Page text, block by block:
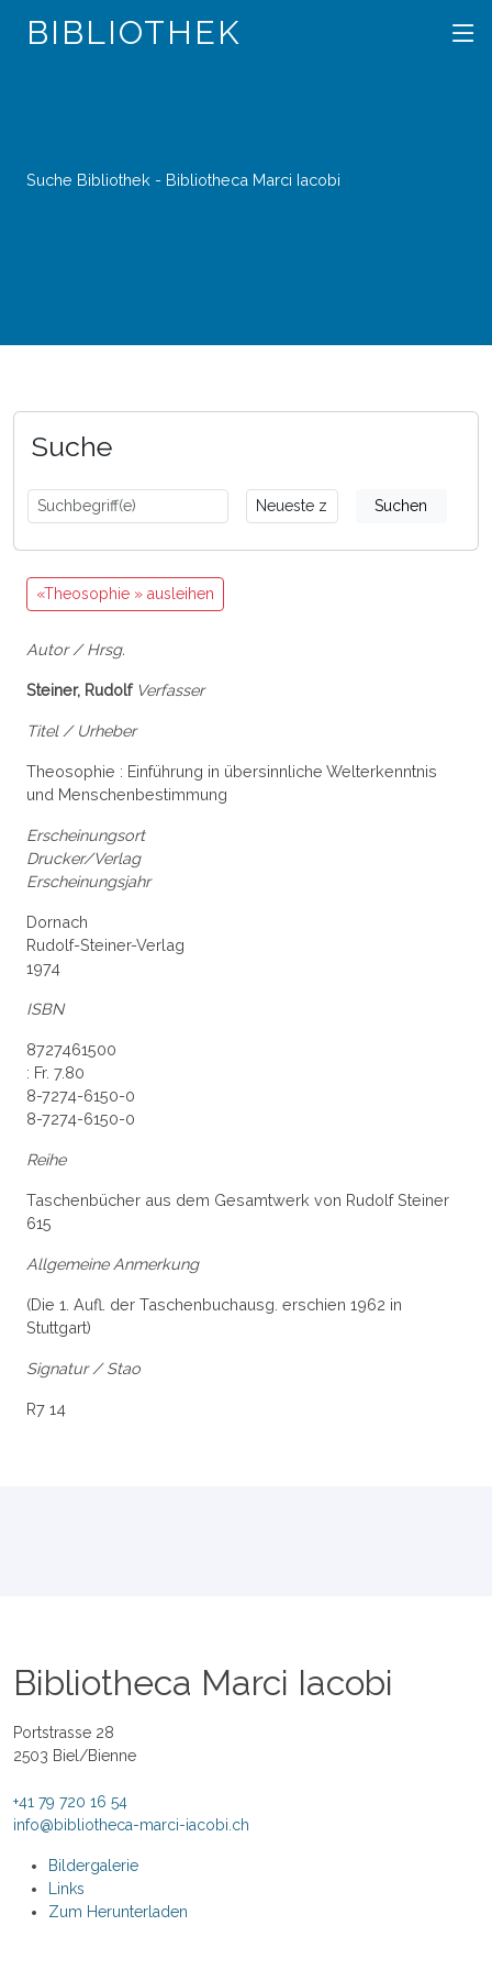
BIBLIOTHEK
Suche Bibliothek - Bibliotheca Marci Iacobi
Suche
Suchen
«Theosophie » ausleihen
Autor / Hrsg.
Steiner, Rudolf Verfasser
Titel / Urheber
Theosophie : Einführung in übersinnliche Welterkenntnis
und Menschenbestimmung
Erscheinungsort
Drucker/Verlag
Erscheinungsjahr
Dornach
Rudolf-Steiner-Verlag
1974
ISBN
8727461500
: Fr. 7.80
8-7274-6150-0
8-7274-6150-0
Reihe
Taschenbücher aus dem Gesamtwerk von Rudolf Steiner
615
Allgemeine Anmerkung
(Die 1. Aufl. der Taschenbuchausg. erschien 1962 in
Stuttgart)
Signatur / Stao
R7 14
Bibliotheca Marci Iacobi
Portstrasse 28
2503 Biel/Bienne
+41 79 720 16 54
info@bibliotheca-marci-iacobi.ch
Bildergalerie
Links
Zum Herunterladen